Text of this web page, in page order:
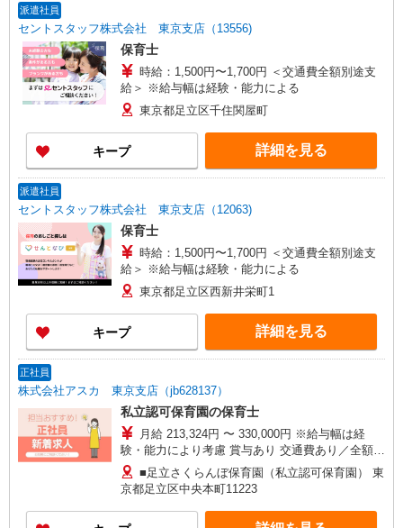
派遣社員
セントスタッフ株式会社 東京支店（13556)
保育士
時給：1,500円〜1,700円 ＜交通費全額別途支
給＞ ※給与幅は経験・能力による
東京都足立区千住関屋町
キープ 詳細を見る
派遣社員
セントスタッフ株式会社 東京支店（12063)
保育士
時給：1,500円〜1,700円 ＜交通費全額別途支
給＞ ※給与幅は経験・能力による
東京都足立区西新井栄町1
キープ 詳細を見る
正社員
株式会社アスカ 東京支店（jb628137）
私立認可保育園の保育士
月給 213,324円 〜 330,000円 ※給与幅は経
験・能力により考慮 賞与あり 交通費あり／全額支
給 ※経験・能力を考慮して決定いたします ◎役職
手当：10,000円〜40,000円 ※該当者に支給 ◎不要
手当：5,000円〜10,000円 ◎住宅手当：5,000円〜
10,000円 ◎昇給…1月あたり5,000円-10,000円
■足立さくらんぼ保育園（私立認可保育園） 東
京都足立区中央本町11223